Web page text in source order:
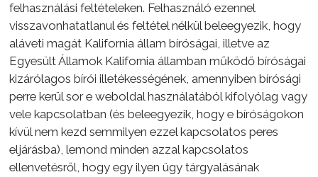
felhasználási feltételeken. Felhasználó ezennel
visszavonhatatlanul és feltétel nélkül beleegyezik, hogy
aláveti magát Kalifornia állam bíróságai, illetve az
Egyesült Államok Kalifornia államban működő bíróságai
kizárólagos bírói illetékességének, amennyiben bírósági
perre kerül sor e weboldal használatából kifolyólag vagy
vele kapcsolatban (és beleegyezik, hogy e bíróságokon
kívül nem kezd semmilyen ezzel kapcsolatos peres
eljárásba), lemond minden azzal kapcsolatos
ellenvetésről, hogy egy ilyen ügy tárgyalásának